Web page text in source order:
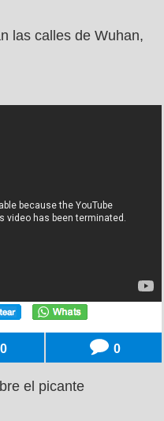
las calles de Wuhan,
0
el picante